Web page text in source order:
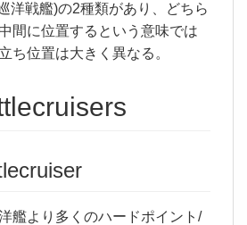
洋戦艦)の2種類があり、どちら
間に位置するという意味では
ち位置は大きく異なる。
艦より多くのハードポイント/